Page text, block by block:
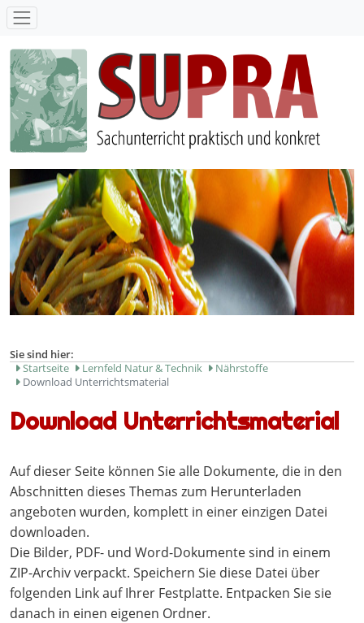
SUPRA - Sachunterricht praktisch und konkret
Sie sind hier:
Startseite
Lernfeld Natur & Technik
Nährstoffe
Download Unterrichtsmaterial
Download Unterrichtsmaterial
Auf dieser Seite können Sie alle Dokumente, die in den
Abschnitten dieses Themas zum Herunterladen
angeboten wurden, komplett in einer einzigen Datei
downloaden.
Die Bilder, PDF- und Word-Dokumente sind in einem
ZIP-Archiv verpackt. Speichern Sie diese Datei über
folgenden Link auf Ihrer Festplatte. Entpacken Sie sie
danach in einen eigenen Ordner.